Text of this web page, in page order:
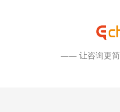
—— 让咨询更